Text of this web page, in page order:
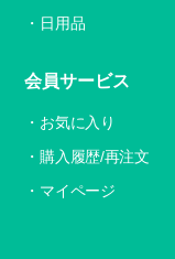
日用品
会員サービス
お気に入り
購入履歴/再注文
マイページ